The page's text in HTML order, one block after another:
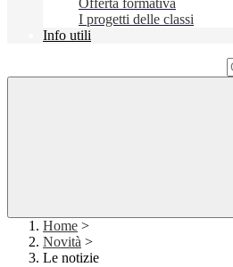
Offerta formativa
I progetti delle classi
Info utili
Home >
Novità >
Le notizie